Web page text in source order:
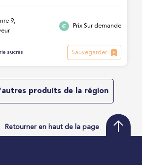
9,
Prix Sur demande
sucrés Sauvegarder
produits de la région
Retourner en haut de la page